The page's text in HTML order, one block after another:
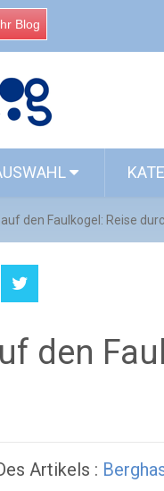
Blog
den Faulkogel: Reise
den
Artikels :